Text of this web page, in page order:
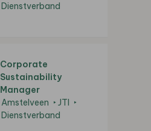
Dienstverband
Corporate
Sustainability
Manager
Amstelveen
JTI
Dienstverband